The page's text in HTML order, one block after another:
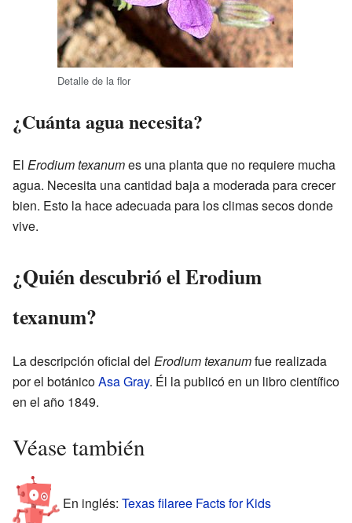
Detalle de la flor
¿Cuánta agua necesita?
El Erodium texanumes una planta que no requiere mucha
agua. Necesita una cantidad baja a moderada para crecer
bien. Esto la hace adecuada para los climas secos donde
vive.
¿Quién descubrió el Erodium
texanum?
La descripción oficial del Erodium texanumfue realizada
por el botánicoAsa Gray. Él la publicó en un libro científico
en el año 1849.
Véase también
En inglés: Texas filaree Facts for Kids